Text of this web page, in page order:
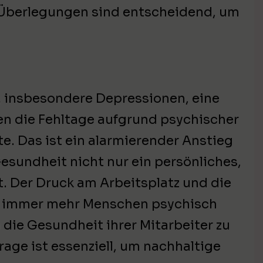
sind entscheidend, um
Depressionen, eine
die Fehltage aufgrund psychischer
Das ist ein alarmierender Anstieg
nicht nur ein persönliches,
Der Druck am Arbeitsplatz und die
mehr Menschen psychisch
Gesundheit ihrer Mitarbeiter zu
ist essenziell, um nachhaltige